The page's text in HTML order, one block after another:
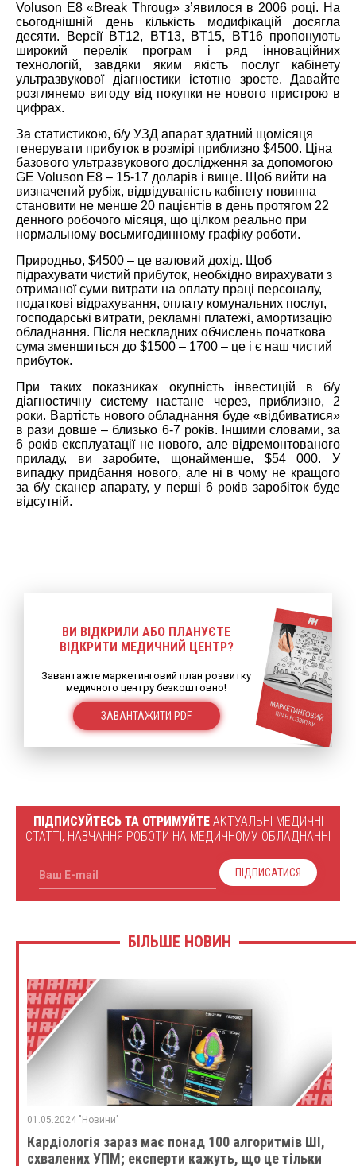
Voluson E8 «Break Throug» з’явилося в 2006 році. На
сьогоднішній день кількість модифікацій досягла
десяти. Версії BT12, BT13, BT15, BT16 пропонують
широкий перелік програм і ряд інноваційних
технологій, завдяки яким якість послуг кабінету
ультразвукової діагностики істотно зросте. Давайте
розглянемо вигоду від покупки не нового пристрою в
цифрах.
За статистикою, б/у УЗД апарат здатний щомісяця
генерувати прибуток в розмірі приблизно $4500. Ціна
базового ультразвукового дослідження за допомогою
GE Voluson E8 – 15-17 доларів і вище. Щоб вийти на
визначений рубіж, відвідуваність кабінету повинна
становити не менше 20 пацієнтів в день протягом 22
денного робочого місяця, що цілком реально при
нормальному восьмигодинному графіку роботи.
Природньо, $4500 – це валовий дохід. Щоб
підрахувати чистий прибуток, необхідно вирахувати з
отриманої суми витрати на оплату праці персоналу,
податкові відрахування, оплату комунальних послуг,
господарські витрати, рекламні платежі, амортизацію
обладнання. Після нескладних обчислень початкова
сума зменшиться до $1500 – 1700 – це і є наш чистий
прибуток.
При таких показниках окупність інвестицій в б/у
діагностичну систему настане через, приблизно, 2
роки. Вартість нового обладнання буде «відбиватися»
в рази довше – близько 6-7 років. Іншими словами, за
6 років експлуатації не нового, але відремонтованого
приладу, ви заробите, щонайменше, $54 000. У
випадку придбання нового, але ні в чому не кращого
за б/у сканер апарату, у перші 6 років заробіток буде
відсутній.
ВИ ВІДКРИЛИ АБО ПЛАНУЄТЕ
ВІДКРИТИ МЕДИЧНИЙ ЦЕНТР?
Завантажте маркетинговий план розвитку
медичного центру безкоштовно!
ЗАВАНТАЖИТИ PDF
ПІДПИСУЙТЕСЬ ТА ОТРИМУЙТЕАКТУАЛЬНІ МЕДИЧНІ
СТАТТІ, НАВЧАННЯ РОБОТИ НА МЕДИЧНОМУ ОБЛАДНАННІ
Ваш E-mail ПІДПИСАТИСЯ
БІЛЬШЕ НОВИН
01.05.2024 "Новини"
Кардіологія зараз має понад 100 алгоритмів ШІ,
схвалених УПМ; експерти кажуть, що це тільки